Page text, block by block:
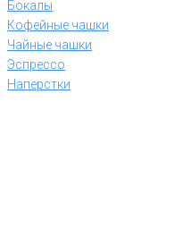
Бокалы
Кофейные чашки
Чайные чашки
Эспрессо
Наперстки